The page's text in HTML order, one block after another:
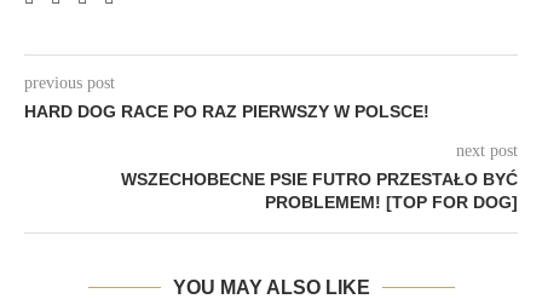
previous post
HARD DOG RACE PO RAZ PIERWSZY W POLSCE!
next post
WSZECHOBECNE PSIE FUTRO PRZESTAŁO BYĆ
PROBLEMEM! [TOP FOR DOG]
YOU MAY ALSO LIKE